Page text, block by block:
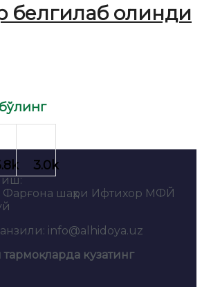
белгилаб олинди
Фарғона шаҳри Ифтихор МФЙ
info@alhidoya.uz
кузатинг